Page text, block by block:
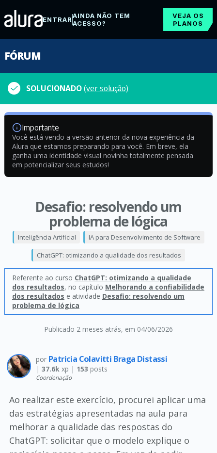
ENTRARAINDA NÃO TEM
ACESSO?
VEJA OS
PLANOS
FÓRUM
SOLUCIONADO(ver solução)
Importante
Você está vendo a versão anterior da nova experiência da
Alura que estamos preparando para você. Em breve, ela
ganha uma identidade visual novinha totalmente pensada
em potencializar seus estudos!
Desafio: resolvendo um
problema de lógica
Publicado 2 meses atrás, em 04/06/2026
Inteligência Artificial IA para Desenvolvimento de Software
ChatGPT: otimizando a qualidade dos resultados
Referente ao curso ChatGPT: otimizando a qualidade
dos resultados, no capítulo Melhorando a confiabilidade
dos resultados e atividade Desafio: resolvendo um
problema de lógica
por Patricia Colavitti Braga Distassi
| 37.6kxp | 153 posts
Coordenação
Ao realizar este exercício, procurei aplicar uma
das estratégias apresentadas na aula para
melhorar a qualidade das respostas do
ChatGPT: solicitar que o modelo explique o